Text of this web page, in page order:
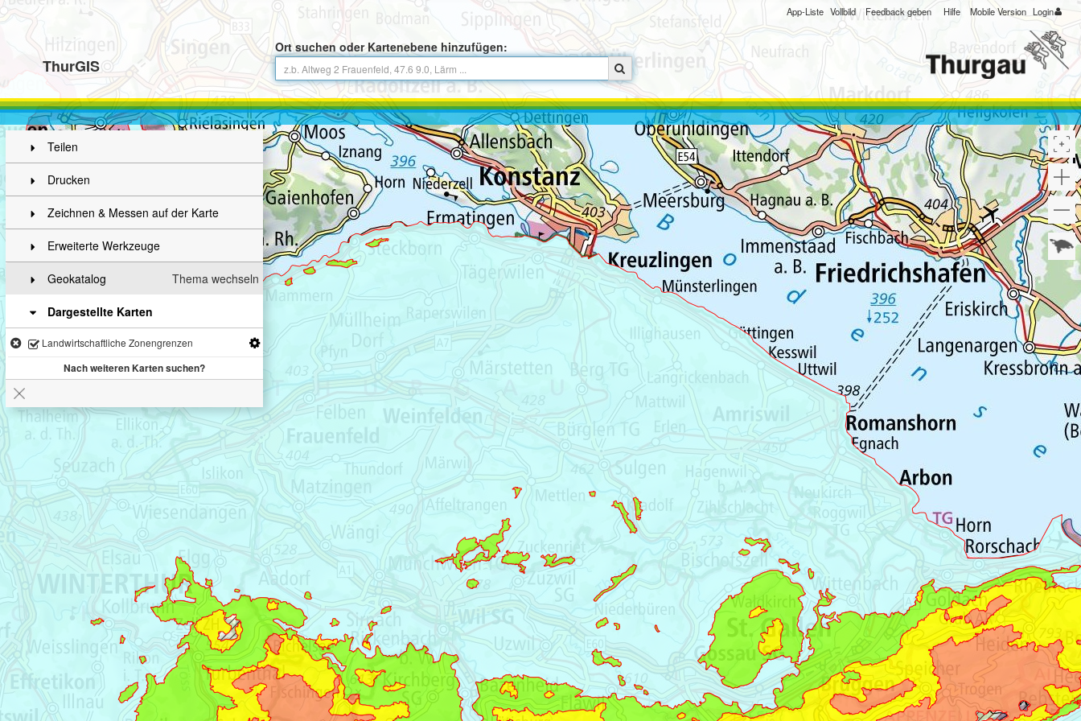
ThurGIS
Ort suchen oder Kartenebene hinzufügen:
App-Liste Vollbild Feedback geben Hilfe Mobile Version Login
Teilen
Drucken
Zeichnen & Messen auf der Karte
Erweiterte Werkzeuge
Thema wechseln
Geokatalog
Dargestellte Karten
Landwirtschaftliche Zonengrenzen
Nach weiteren Karten suchen?